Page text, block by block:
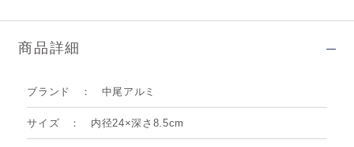
商品詳細
ブランド 中尾アルミ
サイズ 内径24×深さ8.5cm